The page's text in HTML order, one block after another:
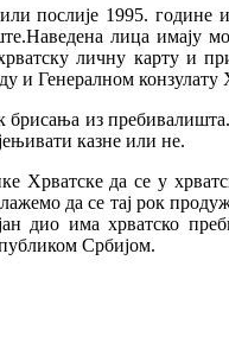
послије 1995.
лица имају
личну карту и
и Генералном
из
казне или не.
да се у
да се тај рок
дио има хрватско
Србијом.